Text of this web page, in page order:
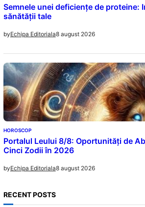
Semnele unei deficiențe de proteine:
sănătății tale
byEchipa Editoriala8 august 2026
HOROSCOP
Portalul Leului 8/8: Oportunități de
Cinci Zodii în 2026
byEchipa Editoriala8 august 2026
RECENT POSTS